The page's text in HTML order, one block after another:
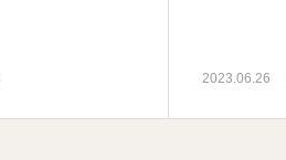
2023.06.26